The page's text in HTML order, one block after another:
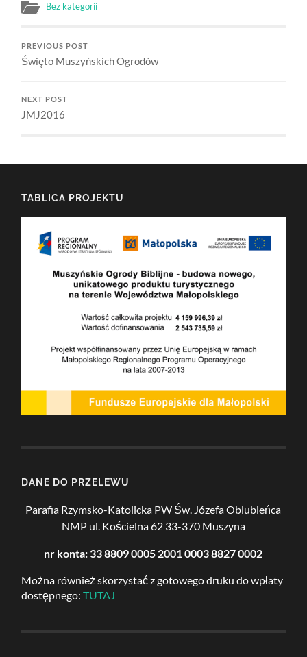
Bez kategorii
PREVIOUS POST
Święto Muszyńskich Ogrodów
NEXT POST
JMJ2016
TABLICA PROJEKTU
DANE DO PRZELEWU
Parafia Rzymsko-Katolicka PW Św. Józefa Oblubieńca
NMP ul. Kościelna 62 33-370 Muszyna
nr konta: 33 8809 0005 2001 0003 8827 0002
Można również skorzystać z gotowego druku do wpłaty
dostępnego: TUTAJ